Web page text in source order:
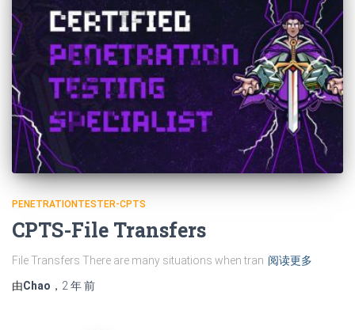
PENETRATIONTESTER-CPTS
CPTS-File Transfers
File Transfers There are many situations when tran 阅读更多
由Chao ， 2 年前